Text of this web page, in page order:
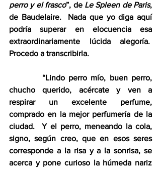
perro y el frasco”, de Le Spleen de Paris,
de Baudelaire.  Nada que yo diga aquí
podría superar en elocuencia esa
extraordinariamente lúcida alegoría.
Procedo a transcribirla.
“Lindo perro mío, buen perro,
chucho querido, acércate y ven a
respirar un excelente perfume,
comprado en la mejor perfumería de la
ciudad.  Y el perro, meneando la cola,
signo, según creo, que en esos seres
corresponde a la risa y a la sonrisa, se
acerca y pone curioso la húmeda nariz